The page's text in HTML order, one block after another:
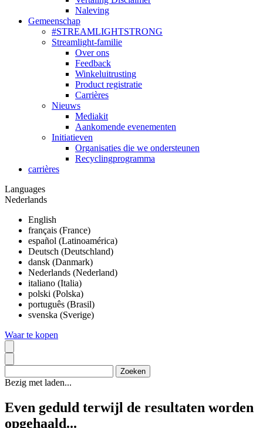
Naleving
Gemeenschap
#STREAMLIGHTSTRONG
Streamlight-familie
Over ons
Feedback
Winkeluitrusting
Product registratie
Carrières
Nieuws
Mediakit
Aankomende evenementen
Initiatieven
Organisaties die we ondersteunen
Recyclingprogramma
carrières
Languages
Nederlands
English
français (France)
español (Latinoamérica)
Deutsch (Deutschland)
dansk (Danmark)
Nederlands (Nederland)
italiano (Italia)
polski (Polska)
português (Brasil)
svenska (Sverige)
Waar te kopen
Bezig met laden...
Even geduld terwijl de resultaten worden
opgehaald...